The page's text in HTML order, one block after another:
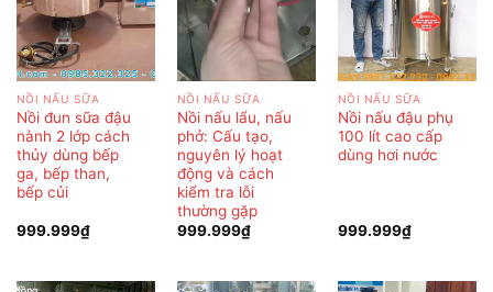
NỒI NẤU SỮA
Nồi đun sữa đậu
nành 2 lớp cách
thủy dùng bếp
ga, bếp than,
bếp củi
999.999₫
NỒI NẤU SỮA
Nồi nấu lẩu, nấu
phở: Cấu tạo,
nguyên lý hoạt
động và cách
kiểm tra lỗi
thường gặp
999.999₫
NỒI NẤU SỮA
Nồi nấu đậu phụ
100 lít cao cấp
dùng hơi nước
999.999₫